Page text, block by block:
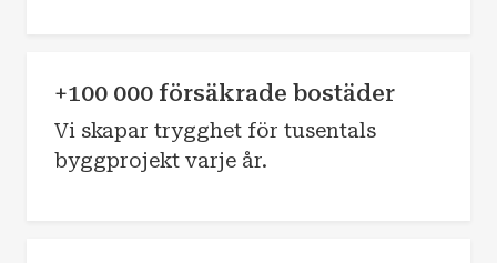
+100 000 försäkrade bostäder
Vi skapar trygghet för tusentals
byggprojekt varje år.